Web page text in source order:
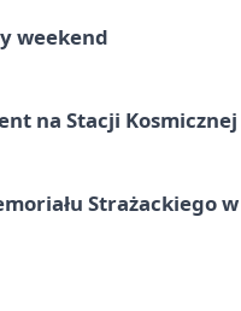
weekend
na Stacji
Strażackiego